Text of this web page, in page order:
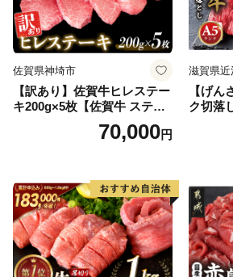
佐賀県神埼市
【訳あり】佐賀牛ヒレステー
キ200g×5枚【佐賀牛 ステー
キ ブランド肉 ヒレ肉 フィレ
肉 ジューシー ヘルシー】(H0
70,000円
滋賀県
【げ
ク切落